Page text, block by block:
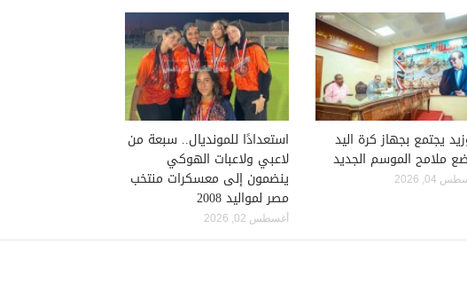
يجتمع بجهاز كرة اليد
ملامح الموسم الجديد
04, 2026
استعدادًا للمونديال.. سبعة من
لاعبي ولاعبات الهوكي
ينضمون إلى معسكرات منتخب
مصر لمواليد 2008
أغسطس 02, 2026